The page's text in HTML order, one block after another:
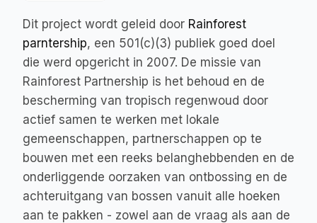
Dit project wordt geleid door Rainforest
parntership, een 501(c)(3) publiek goed doel
die werd opgericht in 2007. De missie van
Rainforest Partnership is het behoud en de
bescherming van tropisch regenwoud door
actief samen te werken met lokale
gemeenschappen, partnerschappen op te
bouwen met een reeks belanghebbenden en de
onderliggende oorzaken van ontbossing en de
achteruitgang van bossen vanuit alle hoeken
aan te pakken - zowel aan de vraag als aan de